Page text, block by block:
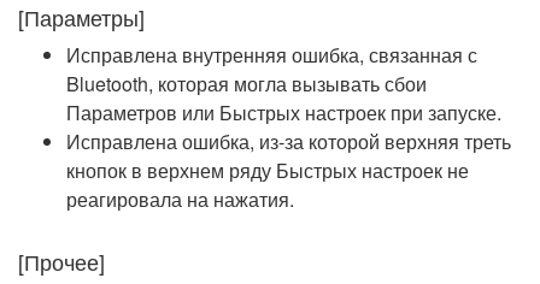
[Параметры]
Исправлена внутренняя ошибка, связанная с
Bluetooth, которая могла вызывать сбои
Параметров или Быстрых настроек при запуске.
Исправлена ошибка, из-за которой верхняя треть
кнопок в верхнем ряду Быстрых настроек не
реагировала на нажатия.
[Прочее]